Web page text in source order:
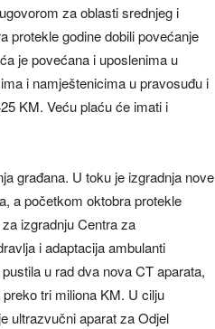
za oblasti srednjeg i
protekle godine dobili povećanje
je povećana i uposlenima u
i namještenicima u pravosuđu i
KM. Veću plaću će imati i
građana. U toku je izgradnja nove
a početkom oktobra protekle
izgradnju Centra za
i adaptacija ambulanti
u rad dva nova CT aparata,
tri miliona KM. U cilju
ultrazvučni aparat za Odjel